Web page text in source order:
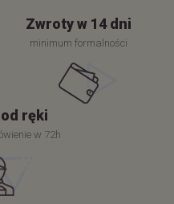
Zwroty w 14 dni
minimum formalności
od ręki
w 72h